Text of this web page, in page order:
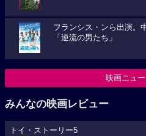
フランシス・ンら出演。
「逆流の男たち」
映画ニュ
みんなの映画レビュー
トイ・ストーリー5